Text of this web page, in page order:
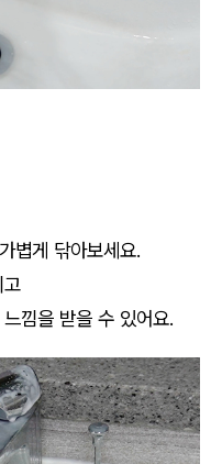
볍게 닦아보세요.
고
낌을 받을 수 있어요.